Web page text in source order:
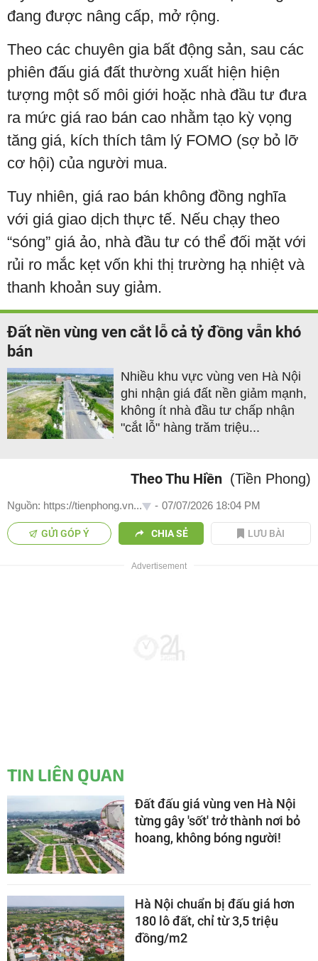
đang được nâng cấp, mở rộng.
Theo các chuyên gia bất động sản, sau các
phiên đấu giá đất thường xuất hiện hiện
tượng một số môi giới hoặc nhà đầu tư đưa
ra mức giá rao bán cao nhằm tạo kỳ vọng
tăng giá, kích thích tâm lý FOMO (sợ bỏ lỡ
cơ hội) của người mua.
Tuy nhiên, giá rao bán không đồng nghĩa
với giá giao dịch thực tế. Nếu chạy theo
“sóng” giá ảo, nhà đầu tư có thể đối mặt với
rủi ro mắc kẹt vốn khi thị trường hạ nhiệt và
thanh khoản suy giảm.
Đất nền vùng ven cắt lỗ cả tỷ đồng vẫn khó
bán
Nhiều khu vực vùng ven Hà Nội
ghi nhận giá đất nền giảm mạnh,
không ít nhà đầu tư chấp nhận
"cắt lỗ" hàng trăm triệu...
Theo Thu Hiền (Tiền Phong)
Nguồn: https://tienphong.vn... - 07/07/2026 18:04 PM
GỬI GÓP Ý CHIA SẺ LƯU BÀI
TIN LIÊN QUAN
Đất đấu giá vùng ven Hà Nội
từng gây 'sốt' trở thành nơi bỏ
hoang, không bóng người!
Hà Nội chuẩn bị đấu giá hơn
180 lô đất, chỉ từ 3,5 triệu
đồng/m2